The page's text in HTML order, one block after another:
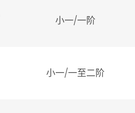
小一/一阶
小一/一至二阶